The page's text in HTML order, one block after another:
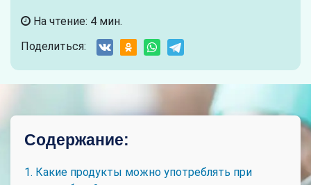
На чтение: 4 мин.
Поделиться:
Содержание:
1. Какие продукты можно употреблять при